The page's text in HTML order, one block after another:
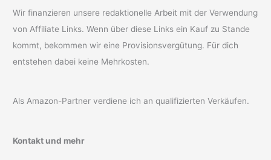
Wir finanzieren unsere redaktionelle Arbeit mit der Verwendung
von Affiliate Links. Wenn über diese Links ein Kauf zu Stande
kommt, bekommen wir eine Provisionsvergütung. Für dich
entstehen dabei keine Mehrkosten.
Als Amazon-Partner verdiene ich an qualifizierten Verkäufen.
Kontakt und mehr